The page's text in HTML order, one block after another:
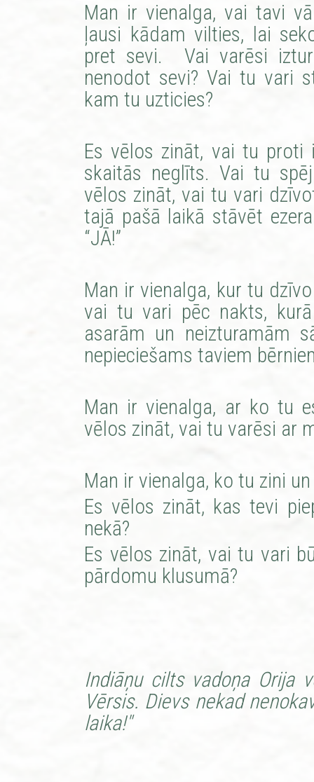
Man ir vienalga, vai tavi
ļausi kādam vilties, lai
pret sevi. Vai varēsi
nenodot sevi? Vai tu vari
kam tu uzticies?
Es vēlos zināt, vai tu proti
skaitās neglīts. Vai tu
vēlos zināt, vai tu vari
tajā pašā laikā stāvēt
“JĀ!”
Man ir vienalga, kur tu
vai tu vari pēc nakts,
asarām un neizturamām
nepieciešams taviem
Man ir vienalga, ar ko tu
vēlos zināt, vai tu varēsi ar
Man ir vienalga, ko tu zini
Es vēlos zināt, kas tevi
nekā?
Es vēlos zināt, vai tu vari
pārdomu klusumā?
Indiāņu cilts vadoņa Orija
Vērsis. Dievs nekad
laika!"